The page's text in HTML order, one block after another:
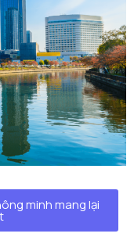
minh mang lại